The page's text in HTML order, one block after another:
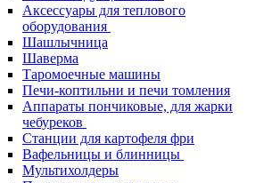
Аксессуары для теплового
оборудования
Шашлычница
Шаверма
Таромоечные машины
Печи-коптильни и печи томления
Аппараты пончиковые, для жарки
чебуреков
Станции для картофеля фри
Вафельницы и блинницы
Мультихолдеры